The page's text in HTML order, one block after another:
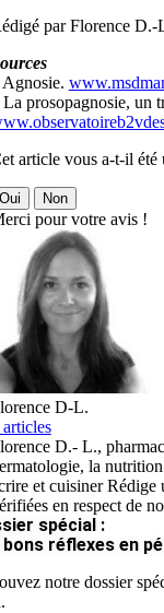
par Florence D.-
prosopagnosie, un
article vous a-t-il été
Non
pour votre avis !
D-L.
D.- L.,
la
et cuisiner Rédige
en respect de
spécial :
bons réflexes en
notre dossier